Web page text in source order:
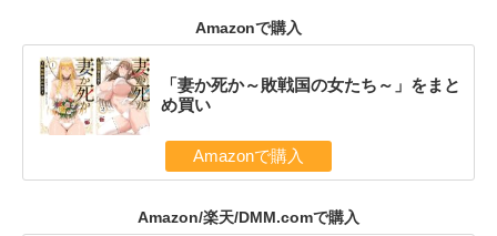
Amazonで購入
「妻か死か～敗戦国の女たち～」をまと
め買い
Amazonで購入
Amazon/楽天/DMM.comで購入